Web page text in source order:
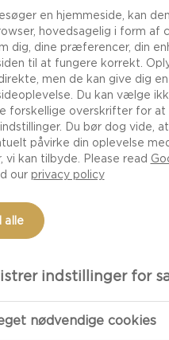
godt til
–
en hjemmeside, kan
hovedsagelig i form af
dig, dine præferencer, din
til at fungere korrekt.
men de kan give dig
Du kan vælge
forskellige overskrifter for
Du bør dog vide,
påvirke din oplevelse
vi kan tilbyde. Please read
our privacy policy
alle
indstillinger for
nødvendige cookies